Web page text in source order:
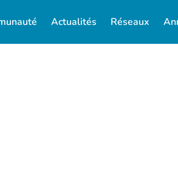
Actualités Réseaux